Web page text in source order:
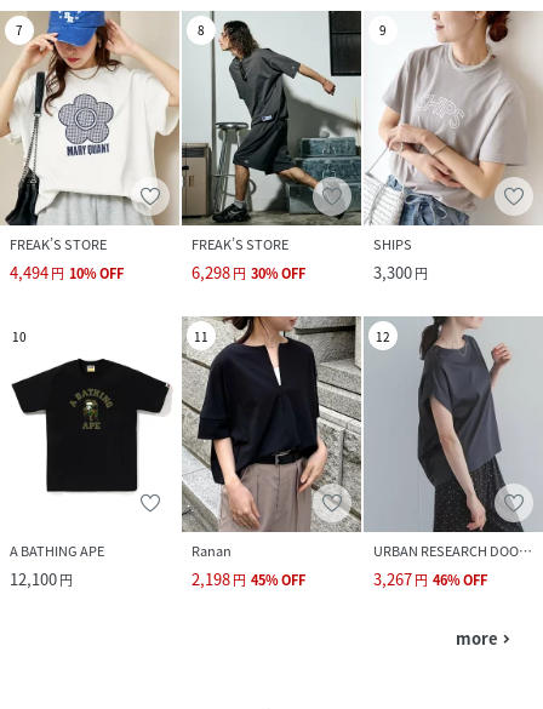
7
FREAK’S STORE
4,494円 10%OFF
8
FREAK’S STORE
6,298円 30%OFF
9
SHIPS
3,300円
10
A BATHING APE
12,100円
11
Ranan
2,198円 45%OFF
12
URBAN RESEARCH DOORS
3,267円 46%OFF
more navigate_next